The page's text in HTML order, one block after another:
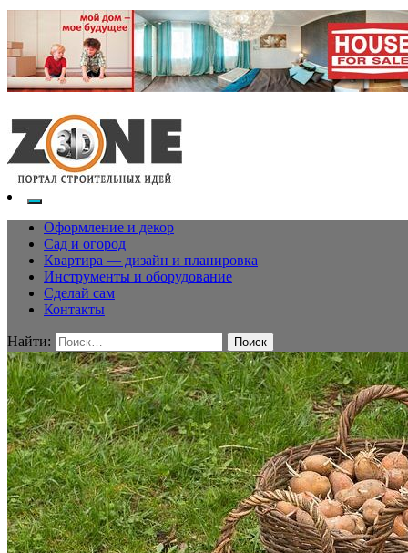
Оформление и декор
Сад и огород
Квартира — дизайн и планировка
Инструменты и оборудование
Сделай сам
Контакты
Найти: